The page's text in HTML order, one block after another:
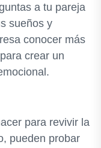
a tu pareja
sueños y
conocer más
crear un
para revivir la
pueden probar